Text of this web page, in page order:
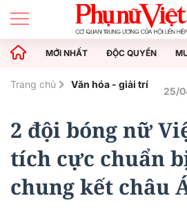
MỚI NHẤT ĐỘC QUYỀN
Trang chủ Văn hóa - giải trí
25/
2 đội bóng nữ
tích cực chuẩn
chung kết châu